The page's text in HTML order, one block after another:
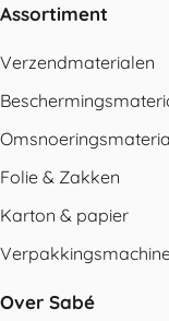
Assortiment
Verzendmaterialen
Folie & Zakken
Karton & papier
Over Sabé